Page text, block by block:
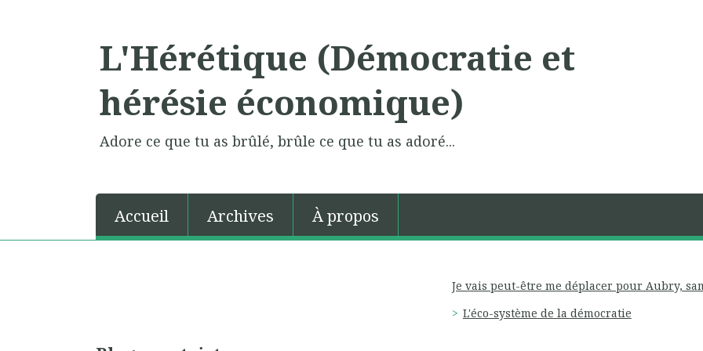
L'Hérétique (Démocratie et
hérésie économique)
Adore ce que tu as brûlé, brûle ce que tu as adoré...
Accueil Archives À propos
Je vais peut-être me déplacer pour Aubry,
L'éco-système de la démocratie